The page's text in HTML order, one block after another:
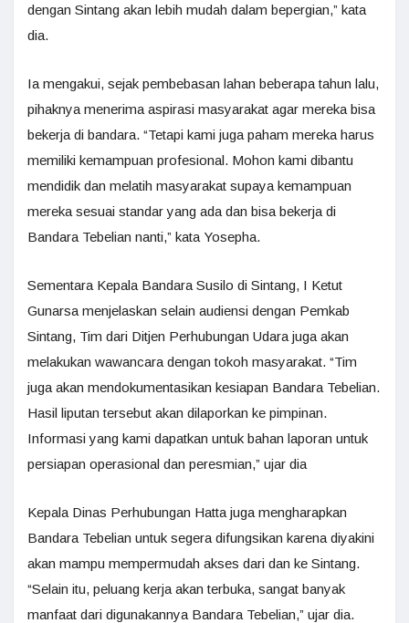
dengan Sintang akan lebih mudah dalam bepergian,” kata
dia.
Ia mengakui, sejak pembebasan lahan beberapa tahun lalu,
pihaknya menerima aspirasi masyarakat agar mereka bisa
bekerja di bandara. “Tetapi kami juga paham mereka harus
memiliki kemampuan profesional. Mohon kami dibantu
mendidik dan melatih masyarakat supaya kemampuan
mereka sesuai standar yang ada dan bisa bekerja di
Bandara Tebelian nanti,” kata Yosepha.
Sementara Kepala Bandara Susilo di Sintang, I Ketut
Gunarsa menjelaskan selain audiensi dengan Pemkab
Sintang, Tim dari Ditjen Perhubungan Udara juga akan
melakukan wawancara dengan tokoh masyarakat. “Tim
juga akan mendokumentasikan kesiapan Bandara Tebelian.
Hasil liputan tersebut akan dilaporkan ke pimpinan.
Informasi yang kami dapatkan untuk bahan laporan untuk
persiapan operasional dan peresmian,” ujar dia
Kepala Dinas Perhubungan Hatta juga mengharapkan
Bandara Tebelian untuk segera difungsikan karena diyakini
akan mampu mempermudah akses dari dan ke Sintang.
“Selain itu, peluang kerja akan terbuka, sangat banyak
manfaat dari digunakannya Bandara Tebelian,” ujar dia.